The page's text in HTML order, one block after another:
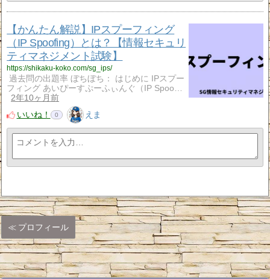
【かんたん解説】IPスプーフィング
（IP Spoofing）とは？【情報セキュリ
ティマネジメント試験】
https://shikaku-koko.com/sg_ips/
過去問の出題率 ぼちぼち： はじめに IPスプー
フィング あいぴーすぷーふぃんぐ（IP Spoo…
2年10ヶ月前
いいね！
0 えま
プロフィール